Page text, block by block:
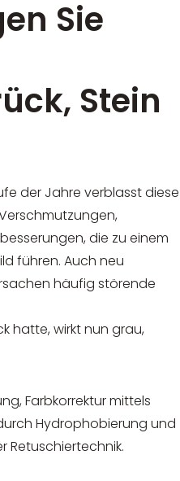
Sie
Stein
der Jahre verblasst diese
die zu einem
führen. Auch neu
häufig störende
hatte, wirkt nun grau,
Farbkorrektur mittels
Hydrophobierung und
Retuschiertechnik.